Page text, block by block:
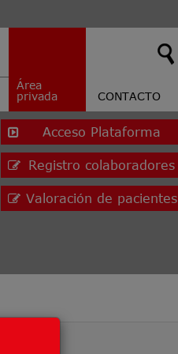
Área
privada
CONTACTO
Acceso Plataforma
Registro colaboradores
Valoración de pacientes